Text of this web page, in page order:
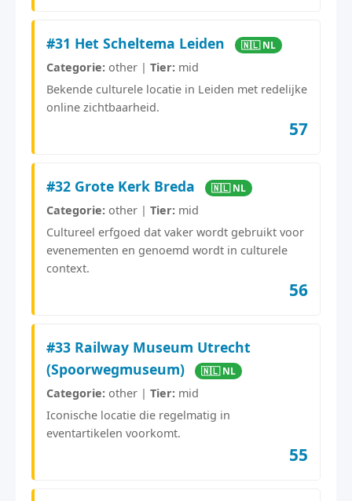
#31 Het Scheltema Leiden 🇳🇱 NL
Categorie: other | Tier: mid
Bekende culturele locatie in Leiden met redelijke
online zichtbaarheid.
57
#32 Grote Kerk Breda 🇳🇱 NL
Categorie: other | Tier: mid
Cultureel erfgoed dat vaker wordt gebruikt voor
evenementen en genoemd wordt in culturele
context.
56
#33 Railway Museum Utrecht
(Spoorwegmuseum)
🇳🇱 NL
Categorie: other | Tier: mid
Iconische locatie die regelmatig in
eventartikelen voorkomt.
55